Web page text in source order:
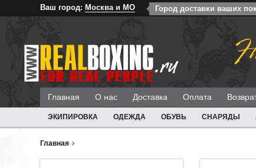
Ваш город: Москва и МО Город доставки ваших
Главная О нас Доставка Оплата
ЭКИПИРОВКА ОДЕЖДА ОБУВЬ СНАРЯДЫ
Главная